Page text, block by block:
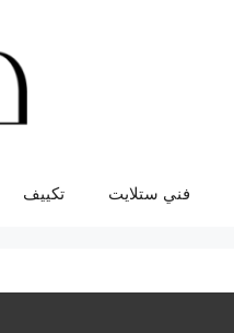
فني ستلايت تكييف